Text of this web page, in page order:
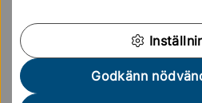
Godkänn
Kategori (obligatorisk)
Välj en eller flera kategorier